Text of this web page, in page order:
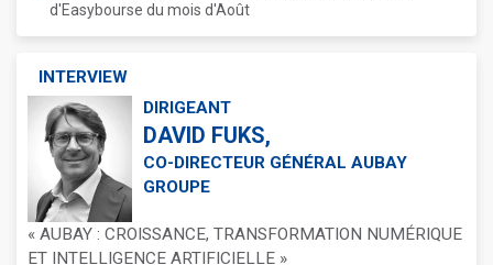
d'Easybourse du mois d'Août
INTERVIEW
DIRIGEANT
DAVID FUKS,
CO-DIRECTEUR GÉNÉRAL AUBAY
GROUPE
« AUBAY : CROISSANCE, TRANSFORMATION NUMÉRIQUE
ET INTELLIGENCE ARTIFICIELLE »